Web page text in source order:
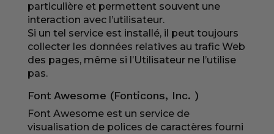
particulière et permettent souvent une
interaction avec l’utilisateur.
Si un tel service est installé, il peut toujours
collecter les données relatives au trafic Web
des pages, même si l’Utilisateur ne l’utilise
pas.
Font Awesome (Fonticons, Inc. )
Font Awesome est un service de
visualisation de polices de caractères fourni